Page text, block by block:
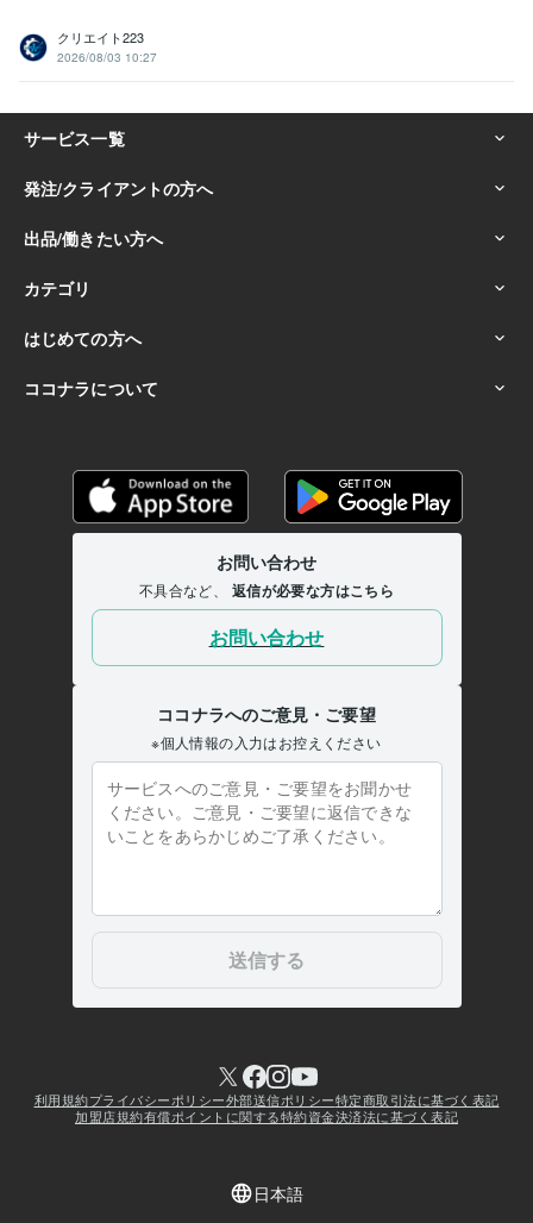
クリエイト223
2026/08/03 10:27